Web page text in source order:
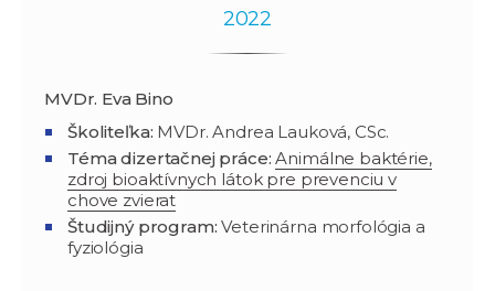
2022
MVDr. Eva Bino
Školiteľka: MVDr. Andrea Lauková, CSc.
Téma dizertačnej práce: Animálne baktérie,
zdroj bioaktívnych látok pre prevenciu v
chove zvierat
Študijný program: Veterinárna morfológia a
fyziológia